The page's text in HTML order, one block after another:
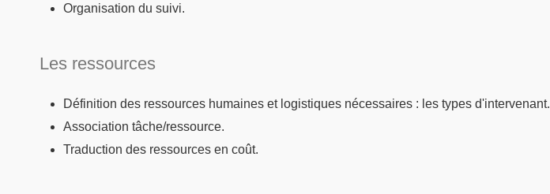
Organisation du suivi.
Les ressources
Définition des ressources humaines et logistiques nécessaires : les types d'intervenant.
Association tâche/ressource.
Traduction des ressources en coût.